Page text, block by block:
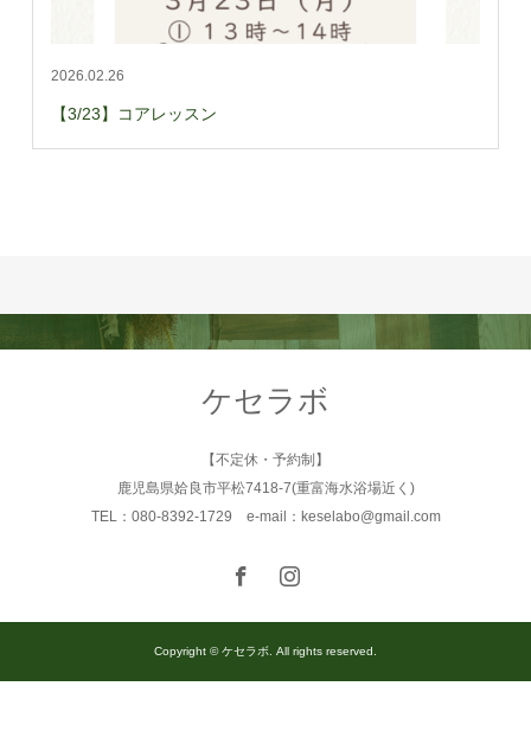
2026.02.26
【3/23】コアレッスン
ケセラボ
【不定休・予約制】
鹿児島県姶良市平松7418-7(重富海水浴場近く)
TEL：080-8392-1729 e-mail：keselabo@gmail.com
Copyright © ケセラボ. All rights reserved.